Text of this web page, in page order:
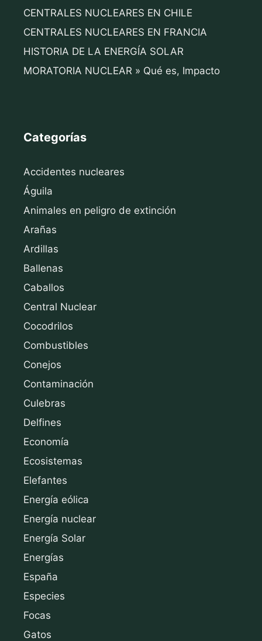
CENTRALES NUCLEARES EN CHILE
CENTRALES NUCLEARES EN FRANCIA
HISTORIA DE LA ENERGÍA SOLAR
MORATORIA NUCLEAR » Qué es, Impacto
Categorías
Accidentes nucleares
Águila
Animales en peligro de extinción
Arañas
Ardillas
Ballenas
Caballos
Central Nuclear
Cocodrilos
Combustibles
Conejos
Contaminación
Culebras
Delfines
Economía
Ecosistemas
Elefantes
Energía eólica
Energía nuclear
Energía Solar
Energías
España
Especies
Focas
Gatos